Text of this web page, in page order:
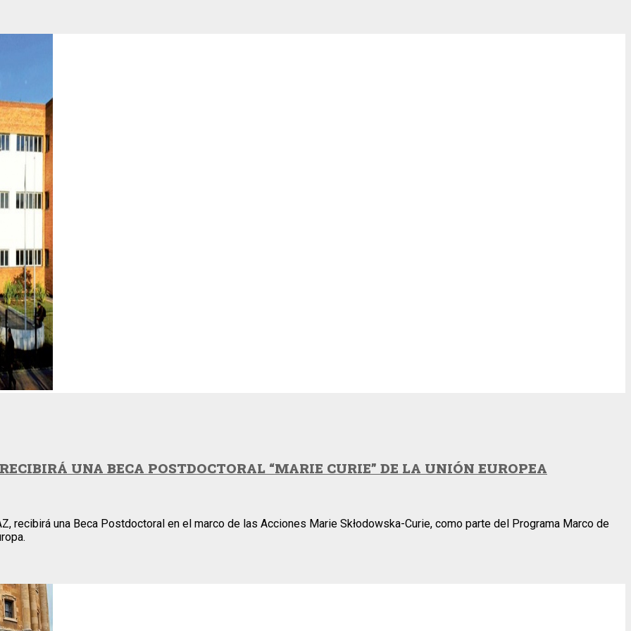
UNA BECA POSTDOCTORAL “MARIE CURIE” DE LA UNIÓN EUROPEA
recibirá una Beca Postdoctoral en el marco de las Acciones Marie Skłodowska-Curie, como parte del Programa Marco de